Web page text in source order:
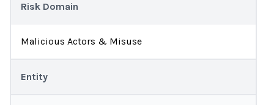
Risk Domain
Malicious Actors & Misuse
Entity